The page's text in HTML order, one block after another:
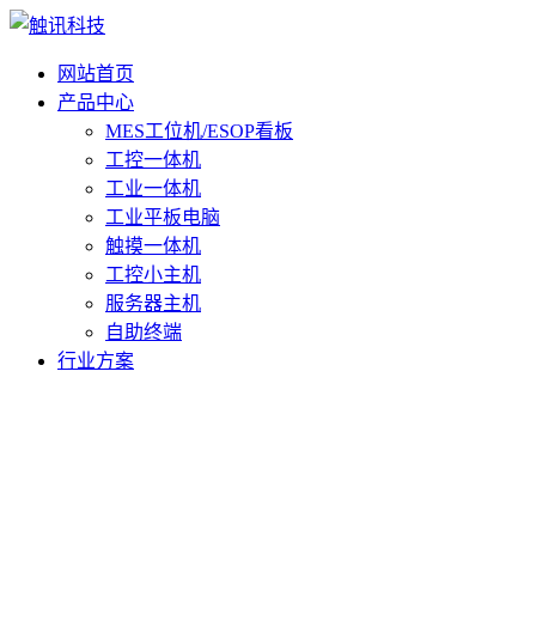
网站首页
产品中心
MES工位机/ESOP看板
工控一体机
工业一体机
工业平板电脑
触摸一体机
工控小主机
服务器主机
自助终端
行业方案